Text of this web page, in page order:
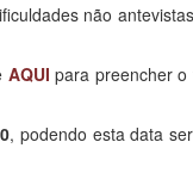
não
AQUI para preencher
, podendo esta data